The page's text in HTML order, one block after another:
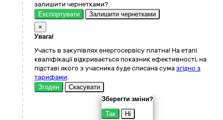
залишити чернетками?
Експортувати
Залишити чернетками
×
Увага!
Участь в закупівлях енергосервісу платна! На етапі
кваліфікації відкривається показник ефективності, на
підставі якого з учасника буде списана сума згідно з
тарифами.
Згоден
Скасувати
Зберегти зміни?
Так
Ні